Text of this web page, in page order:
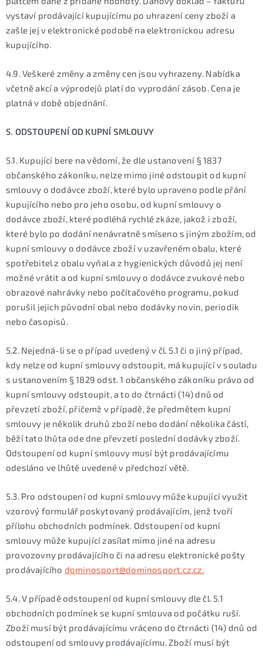
vystaví prodávající kupujícímu po uhrazení ceny zboží a
zašle jej v elektronické podobě na elektronickou adresu
kupujícího.
4.9. Veškeré změny a změny cen jsou vyhrazeny. Nabídka
včetně akcí a výprodejů platí do vyprodání zásob. Cena je
platná v době objednání.
5. ODSTOUPENÍ OD KUPNÍ SMLOUVY
5.1. Kupující bere na vědomí, že dle ustanovení § 1837
občanského zákoníku, nelze mimo jiné odstoupit od kupní
smlouvy o dodávce zboží, které bylo upraveno podle přání
kupujícího nebo pro jeho osobu, od kupní smlouvy o
dodávce zboží, které podléhá rychlé zkáze, jakož i zboží,
které bylo po dodání nenávratně smíseno s jiným zbožím, od
kupní smlouvy o dodávce zboží v uzavřeném obalu, které
spotřebitel z obalu vyňal a z hygienických důvodů jej není
možné vrátit a od kupní smlouvy o dodávce zvukové nebo
obrazové nahrávky nebo počítačového programu, pokud
porušil jejich původní obal nebo dodávky novin, periodik
nebo časopisů.
5.2. Nejedná-li se o případ uvedený v čl. 5.1 či o jiný případ,
kdy nelze od kupní smlouvy odstoupit, má kupující v souladu
s ustanovením § 1829 odst. 1 občanského zákoníku právo od
kupní smlouvy odstoupit, a to do čtrnácti (14) dnů od
převzetí zboží, přičemž v případě, že předmětem kupní
smlouvy je několik druhů zboží nebo dodání několika částí,
běží tato lhůta ode dne převzetí poslední dodávky zboží.
Odstoupení od kupní smlouvy musí být prodávajícímu
odesláno ve lhůtě uvedené v předchozí větě.
5.3. Pro odstoupení od kupní smlouvy může kupující využit
vzorový formulář poskytovaný prodávajícím, jenž tvoří
přílohu obchodních podmínek. Odstoupení od kupní
smlouvy může kupující zasílat mimo jiné na adresu
provozovny prodávajícího či na adresu elektronické pošty
prodávajícího dominosport@dominosport.cz.cz.
5.4. V případě odstoupení od kupní smlouvy dle čl. 5.1
obchodních podmínek se kupní smlouva od počátku ruší.
Zboží musí být prodávajícímu vráceno do čtrnácti (14) dnů od
odstoupení od smlouvy prodávajícímu. Zboží musí být